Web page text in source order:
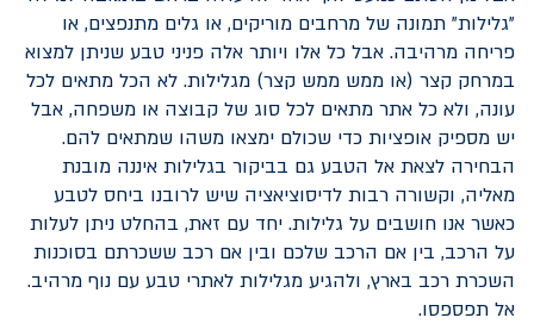
"גלילות" תמונה של מרחבים מוריקים, או גלים מתנפצים, או
פריחה מרהיבה. אבל כל אלו ויותר אלה פניני טבע שניתן למצוא
במרחק קצר (או ממש ממש קצר) מגלילות. לא הכל מתאים לכל
עונה, ולא כל אתר מתאים לכל סוג של קבוצה או משפחה, אבל
יש מספיק אופציות כדי שכולם ימצאו משהו שמתאים להם.
הבחירה לצאת אל הטבע גם בביקור בגלילות איננה מובנת
מאליה, וקשורה רבות לדיסוציאציה שיש לרובנו ביחס לטבע
כאשר אנו חושבים על גלילות. יחד עם זאת, בהחלט ניתן לעלות
על הרכב, בין אם הרכב שלכם ובין אם רכב ששכרתם בסוכנות
השכרת רכב בארץ, ולהגיע מגלילות לאתרי טבע עם נוף מרהיב.
אל תפספסו.